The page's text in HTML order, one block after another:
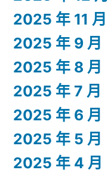
2025 年 11 月
2025 年 9 月
2025 年 8 月
2025 年 7 月
2025 年 6 月
2025 年 5 月
2025 年 4 月